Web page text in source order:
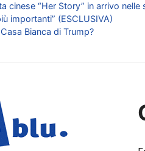
cinese “Her Story” in arrivo
importanti” (ESCLUSIVA)
Bianca di Trump?